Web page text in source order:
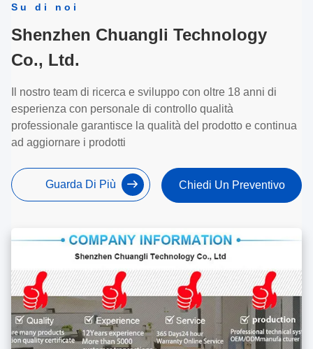
Su di noi
Shenzhen Chuangli Technology
Co., Ltd.
Il nostro team di ricerca e sviluppo con oltre 18 anni di
esperienza con personale di controllo qualità
professionale garantisce la qualità del prodotto e continua
ad aggiornare i prodotti
Guarda Di Più Chiedi Un Preventivo